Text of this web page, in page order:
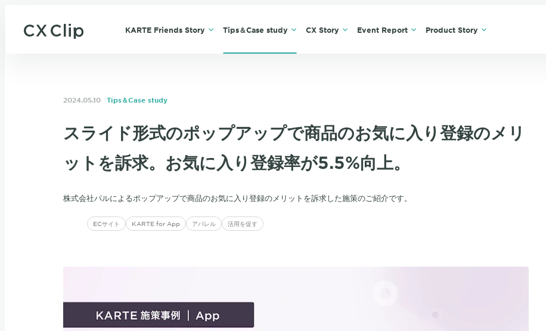
KARTE Friends Story Tips＆Case study CX Story Event Report Product Story
2024.05.10 Tips＆Case study
スライド形式のポップアップで商品のお気に入り登録のメリ
ットを訴求。お気に入り登録率が5.5%向上。
株式会社パルによるポップアップで商品のお気に入り登録のメリットを訴求した施策のご紹介です。
ECサイト KARTE for App アパレル 活用を促す